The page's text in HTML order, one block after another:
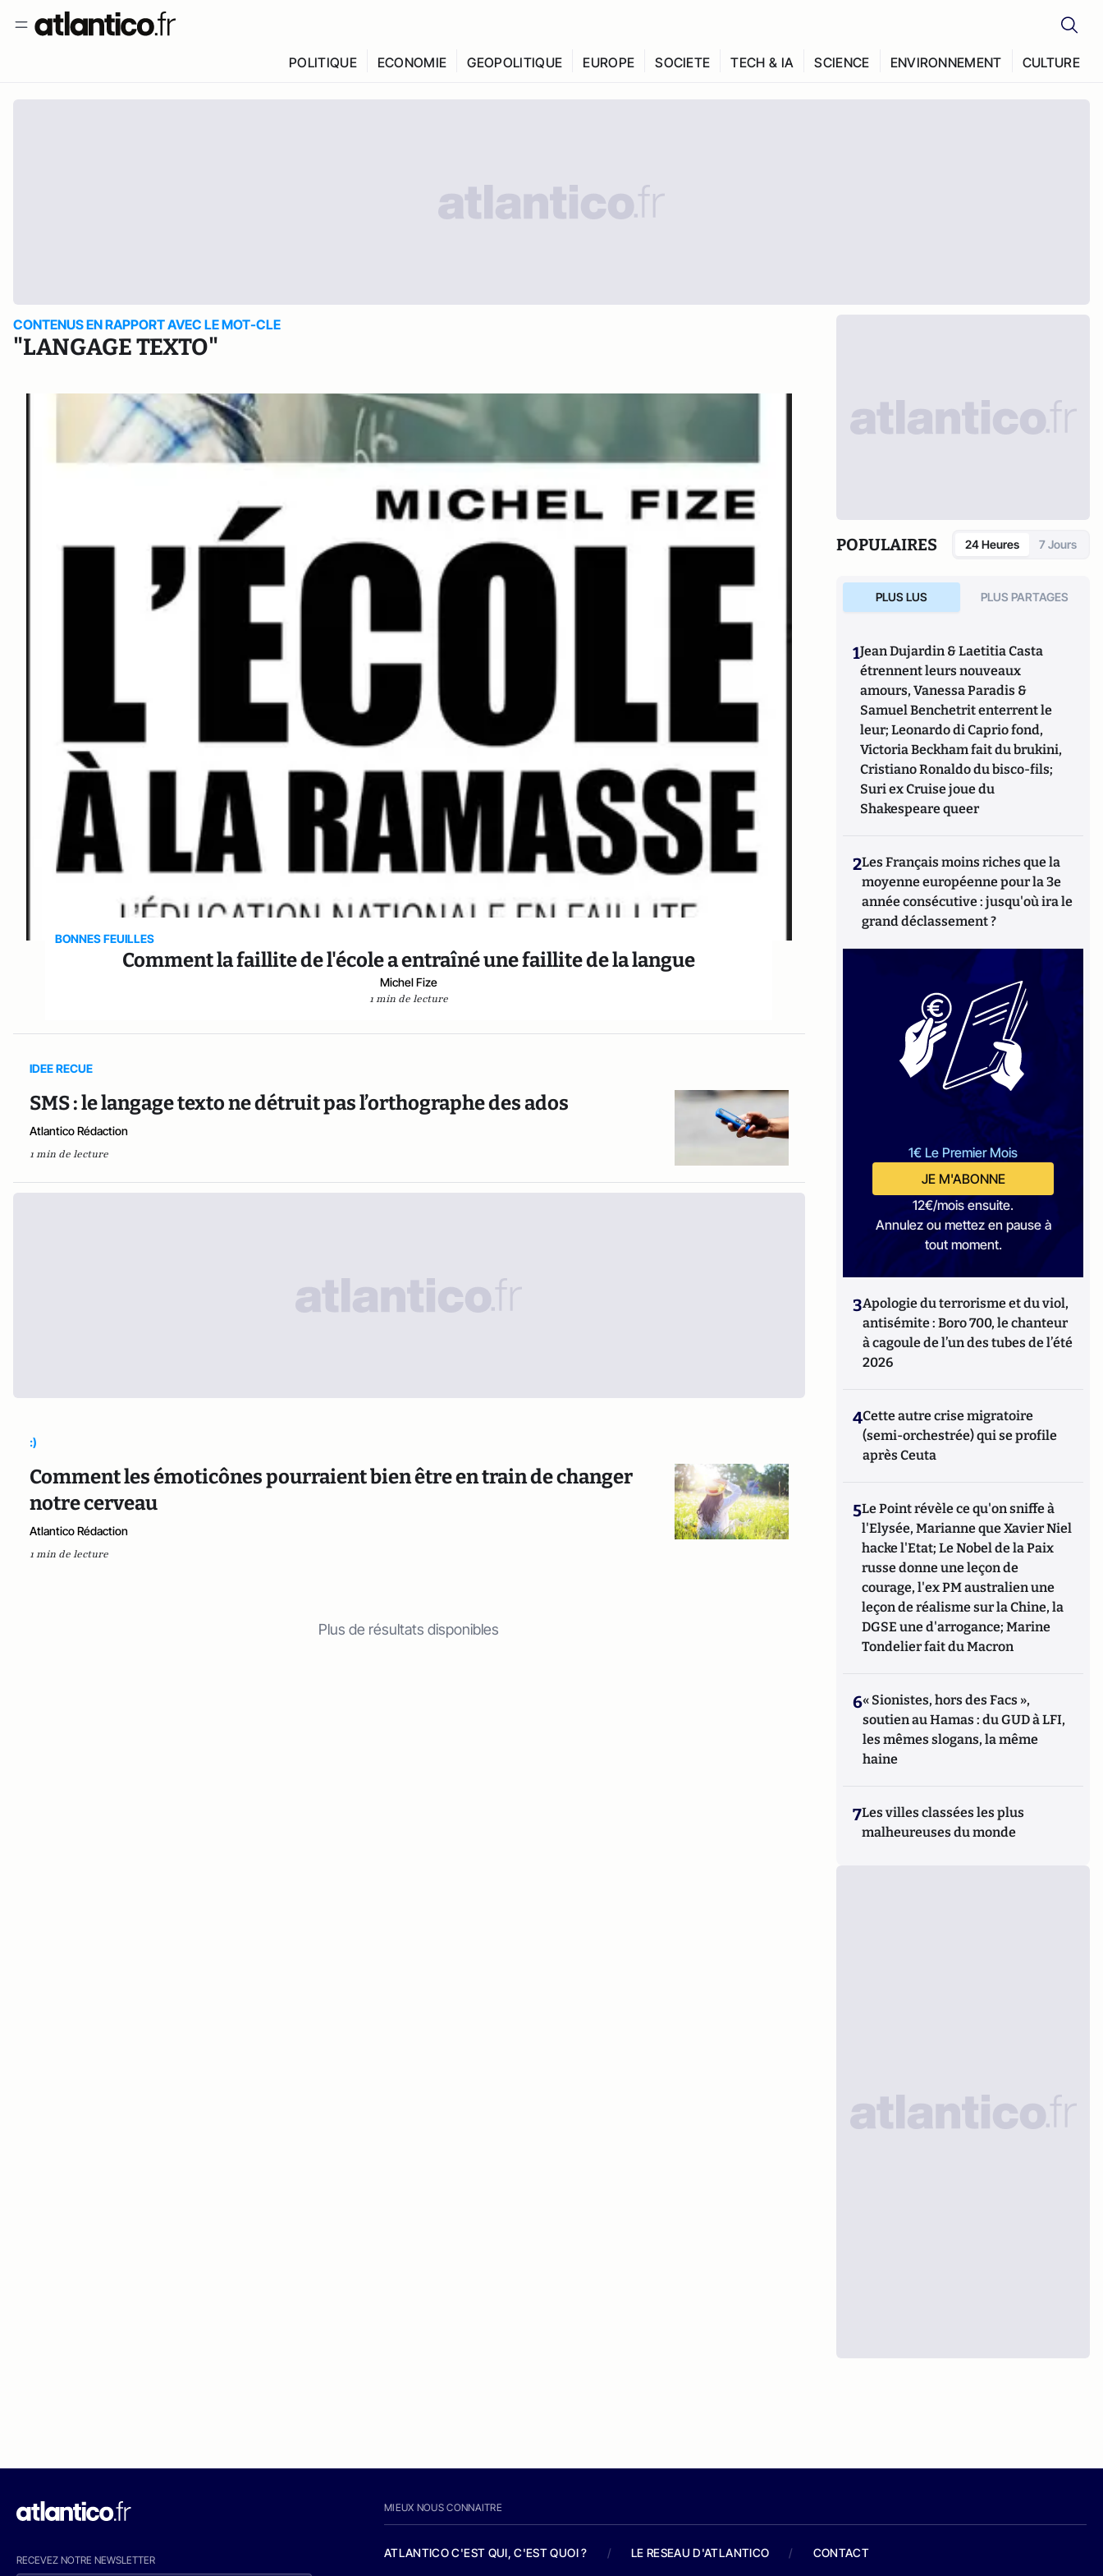
POLITIQUE ECONOMIE GEOPOLITIQUE EUROPE SOCIETE TECH & IA SCIENCE ENVIRONNEMENT CULTURE
CONTENUS EN RAPPORT AVEC LE MOT-CLE
"LANGAGE TEXTO"
BONNES FEUILLES
Comment la faillite de l'école a entraîné une faillite de la langue
Michel Fize
1 min de lecture
IDEE RECUE
SMS : le langage texto ne détruit pas l’orthographe des ados
Atlantico Rédaction
1 min de lecture
:)
Comment les émoticônes pourraient bien être en train de changer
notre cerveau
Atlantico Rédaction
1 min de lecture
Plus de résultats disponibles
POPULAIRES 24 Heures 7 Jours
PLUS LUS PLUS PARTAGES
1Jean Dujardin & Laetitia Casta
étrennent leurs nouveaux
amours, Vanessa Paradis &
Samuel Benchetrit enterrent le
leur; Leonardo di Caprio fond,
Victoria Beckham fait du brukini,
Cristiano Ronaldo du bisco-fils;
Suri ex Cruise joue du
Shakespeare queer
2Les Français moins riches que la
moyenne européenne pour la 3e
année consécutive : jusqu'où ira le
grand déclassement ?
1€ Le Premier Mois
JE M'ABONNE
12€/mois ensuite.
Annulez ou mettez en pause à
tout moment.
3Apologie du terrorisme et du viol,
antisémite : Boro 700, le chanteur
à cagoule de l’un des tubes de l’été
2026
4Cette autre crise migratoire
(semi-orchestrée) qui se profile
après Ceuta
5Le Point révèle ce qu'on sniffe à
l'Elysée, Marianne que Xavier Niel
hacke l'Etat; Le Nobel de la Paix
russe donne une leçon de
courage, l'ex PM australien une
leçon de réalisme sur la Chine, la
DGSE une d'arrogance; Marine
Tondelier fait du Macron
6« Sionistes, hors des Facs »,
soutien au Hamas : du GUD à LFI,
les mêmes slogans, la même
haine
7Les villes classées les plus
malheureuses du monde
RECEVEZ NOTRE NEWSLETTER
MIEUX NOUS CONNAITRE
ATLANTICO C'EST QUI, C'EST QUOI ? / LE RESEAU D'ATLANTICO / CONTACT